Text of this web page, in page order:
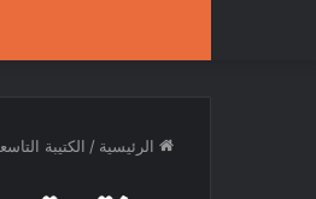
الرئيسية / الكتيبة